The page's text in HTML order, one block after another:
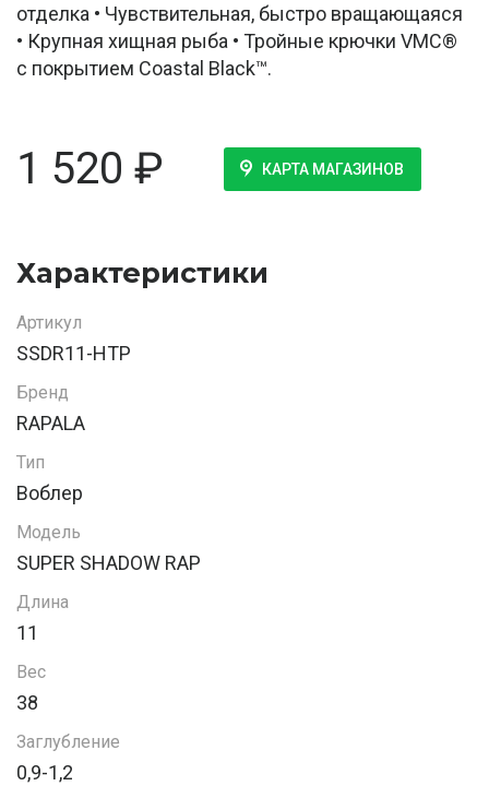
отделка • Чувствительная, быстро вращающаяся
• Крупная хищная рыба • Тройные крючки VMC®
с покрытием Coastal Black™.
1 520 ₽ КАРТА МАГАЗИНОВ
Характеристики
Артикул
SSDR11-HTP
Бренд
RAPALA
Тип
Воблер
Модель
SUPER SHADOW RAP
Длина
11
Вес
38
Заглубление
0,9-1,2